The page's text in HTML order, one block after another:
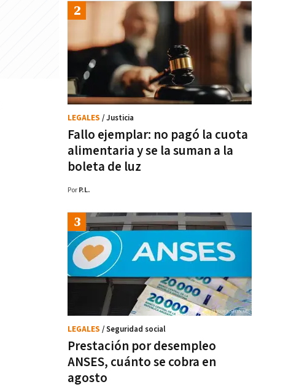
Fallo ejemplar: no pagó la cuota
alimentaria y se la suman a la
boleta de luz
LEGALES / Justicia
Por P.L.
Prestación por desempleo
ANSES, cuánto se cobra en
agosto
LEGALES / Seguridad social